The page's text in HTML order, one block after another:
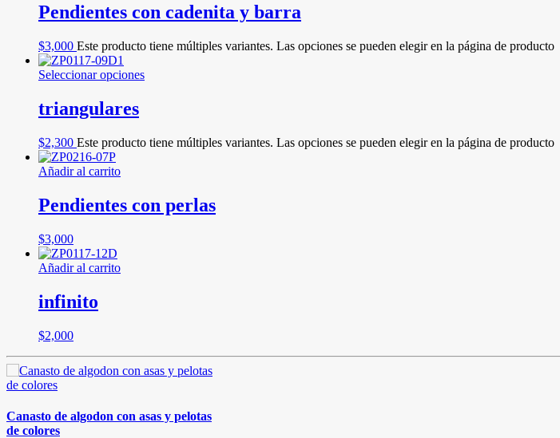
Pendientes con cadenita y barra
$3,000 Este producto tiene múltiples variantes. Las opciones se pueden elegir en la página de producto
Seleccionar opciones
triangulares
$2,300 Este producto tiene múltiples variantes. Las opciones se pueden elegir en la página de producto
Añadir al carrito
Pendientes con perlas
$3,000
Añadir al carrito
infinito
$2,000
Canasto de algodon con asas y pelotas
de colores